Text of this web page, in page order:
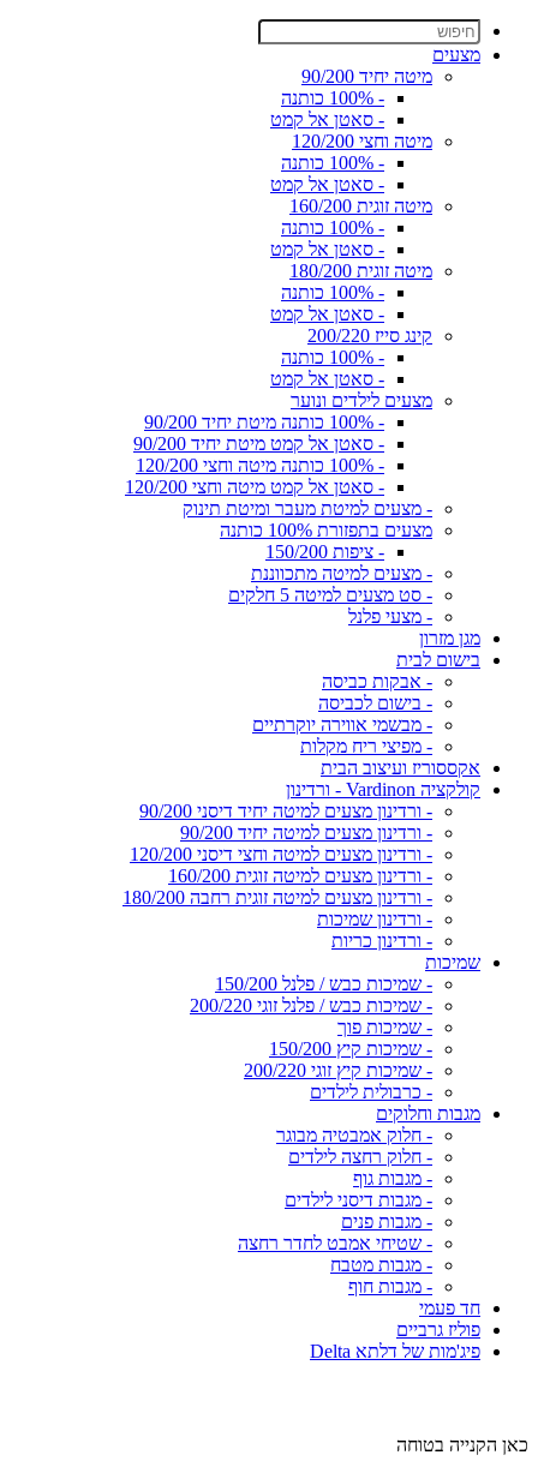
מצעים
מיטה יחיד 90/200
- 100% כותנה
- סאטן אל קמט
מיטה וחצי 120/200
- 100% כותנה
- סאטן אל קמט
מיטה זוגית 160/200
- 100% כותנה
- סאטן אל קמט
מיטה זוגית 180/200
- 100% כותנה
- סאטן אל קמט
קינג סייז 200/220
- 100% כותנה
- סאטן אל קמט
מצעים לילדים ונוער
- 100% כותנה מיטת יחיד 90/200
- סאטן אל קמט מיטת יחיד 90/200
- 100% כותנה מיטה וחצי 120/200
- סאטן אל קמט מיטה וחצי 120/200
- מצעים למיטת מעבר ומיטת תינוק
מצעים בתפזורת 100% כותנה
- ציפות 150/200
- מצעים למיטה מתכווננת
- סט מצעים למיטה 5 חלקים
- מצעי פלנל
מגן מזרון
בישום לבית
- אבקות כביסה
- בישום לכביסה
- מבשמי אווירה יוקרתיים
- מפיצי ריח מקלות
אקססוריז ועיצוב הבית
קולקציה Vardinon - ורדינון
- ורדינון מצעים למיטה יחיד דיסני 90/200
- ורדינון מצעים למיטה יחיד 90/200
- ורדינון מצעים למיטה וחצי דיסני 120/200
- ורדינון מצעים למיטה זוגית 160/200
- ורדינון מצעים למיטה זוגית רחבה 180/200
- ורדינון שמיכות
- ורדינון כריות
שמיכות
- שמיכות כבש / פלנל 150/200
- שמיכות כבש / פלנל זוגי 200/220
- שמיכות פוך
- שמיכות קיץ 150/200
- שמיכות קיץ זוגי 200/220
- כרבולית לילדים
מגבות וחלוקים
- חלוק אמבטיה מבוגר
- חלוק רחצה לילדים
- מגבות גוף
- מגבות דיסני לילדים
- מגבות פנים
- שטיחי אמבט לחדר רחצה
- מגבות מטבח
- מגבות חוף
חד פעמי
פוליז גרביים
פיג'מות של דלתא Delta
כאן הקנייה בטוחה